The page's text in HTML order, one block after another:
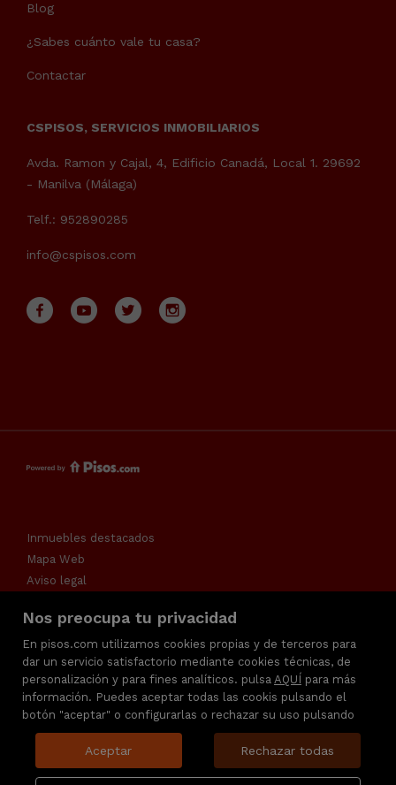
Nos preocupa tu privacidad
En pisos.com utilizamos cookies propias y de terceros para
dar un servicio satisfactorio mediante cookies técnicas, de
personalización y para fines analíticos. pulsa AQUÍ para más
información. Puedes aceptar todas las cookis pulsando el
botón "aceptar" o configurarlas o rechazar su uso pulsando
Aceptar Rechazar todas
Blog
¿Sabes cuánto vale tu casa?
Contactar
CSPISOS, SERVICIOS INMOBILIARIOS
Avda. Ramon y Cajal, 4, Edificio Canadá, Local 1. 29692
- Manilva (Málaga)
Telf.: 952890285
info@cspisos.com
Inmuebles destacados
Mapa Web
Aviso legal
Política de cookies